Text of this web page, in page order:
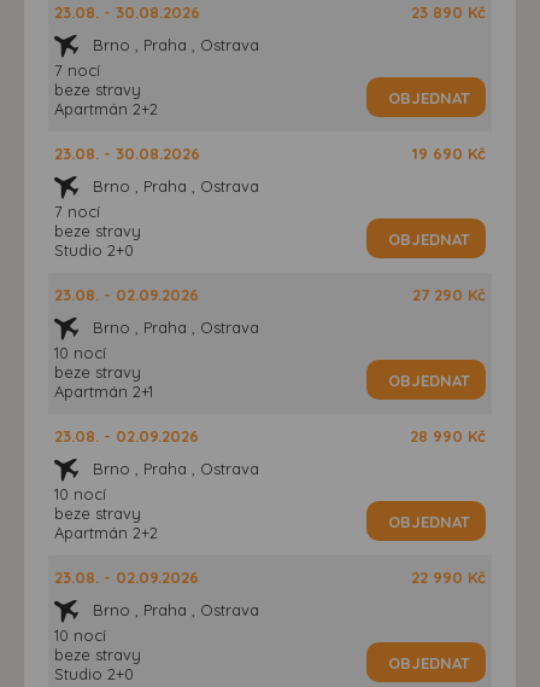
23.08. - 30.08.2026
Brno , Praha , Ostrava
7 nocí
beze stravy
Apartmán 2+2
23 890 Kč
OBJEDNAT
23.08. - 30.08.2026
Brno , Praha , Ostrava
7 nocí
beze stravy
Studio 2+0
19 690 Kč
OBJEDNAT
23.08. - 02.09.2026
Brno , Praha , Ostrava
10 nocí
beze stravy
Apartmán 2+1
27 290 Kč
OBJEDNAT
23.08. - 02.09.2026
Brno , Praha , Ostrava
10 nocí
beze stravy
Apartmán 2+2
28 990 Kč
OBJEDNAT
23.08. - 02.09.2026
Brno , Praha , Ostrava
10 nocí
beze stravy
Studio 2+0
22 990 Kč
OBJEDNAT